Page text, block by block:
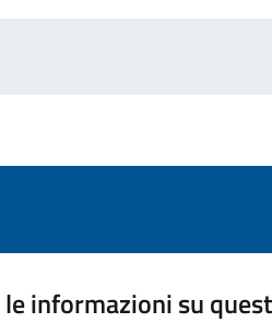
informazioni su